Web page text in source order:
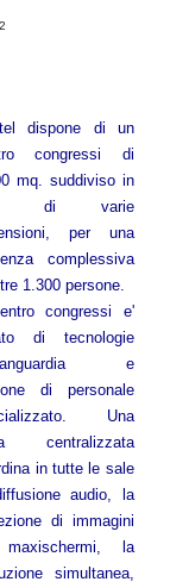
dispone di un
congressi di
mq. suddiviso in
di varie
per una
complessiva
1.300 persone.
congressi e'
di tecnologie
e
di personale
Una
centralizzata
in tutte le sale
audio, la
di immagini
la
simultanea,